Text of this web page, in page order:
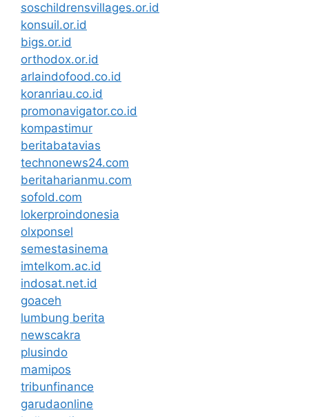
soschildrensvillages.or.id
konsuil.or.id
bigs.or.id
orthodox.or.id
arlaindofood.co.id
koranriau.co.id
promonavigator.co.id
kompastimur
beritabatavias
technonews24.com
beritaharianmu.com
sofold.com
lokerproindonesia
olxponsel
semestasinema
imtelkom.ac.id
indosat.net.id
goaceh
lumbung berita
newscakra
plusindo
mamipos
tribunfinance
garudaonline